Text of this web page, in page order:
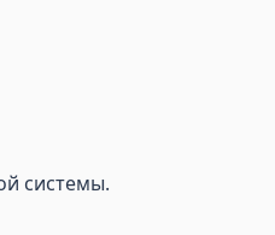
системы.